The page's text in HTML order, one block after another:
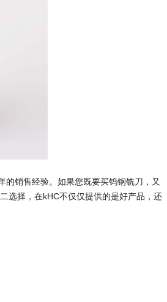
的销售经验。如果您既要买钨钢铣刀，又
选择，在kHC不仅仅提供的是好产品，还